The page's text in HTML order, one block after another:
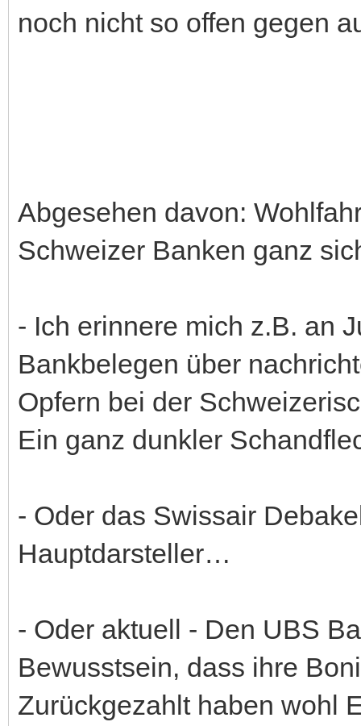
noch nicht so offen gegen
Abgesehen davon:
Schweizer Banken ganz
- Ich erinnere mich z.B. an
Bankbelegen über
Opfern bei der
Ein ganz dunkler
- Oder das Swissair
Hauptdarsteller…
- Oder aktuell - Den UBS
Bewusstsein, dass ihre
Zurückgezahlt haben wohl